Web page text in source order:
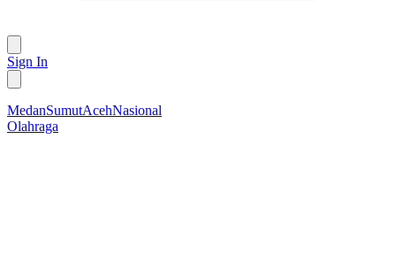
Sign In
MedanSumutAcehNasional
Olahraga